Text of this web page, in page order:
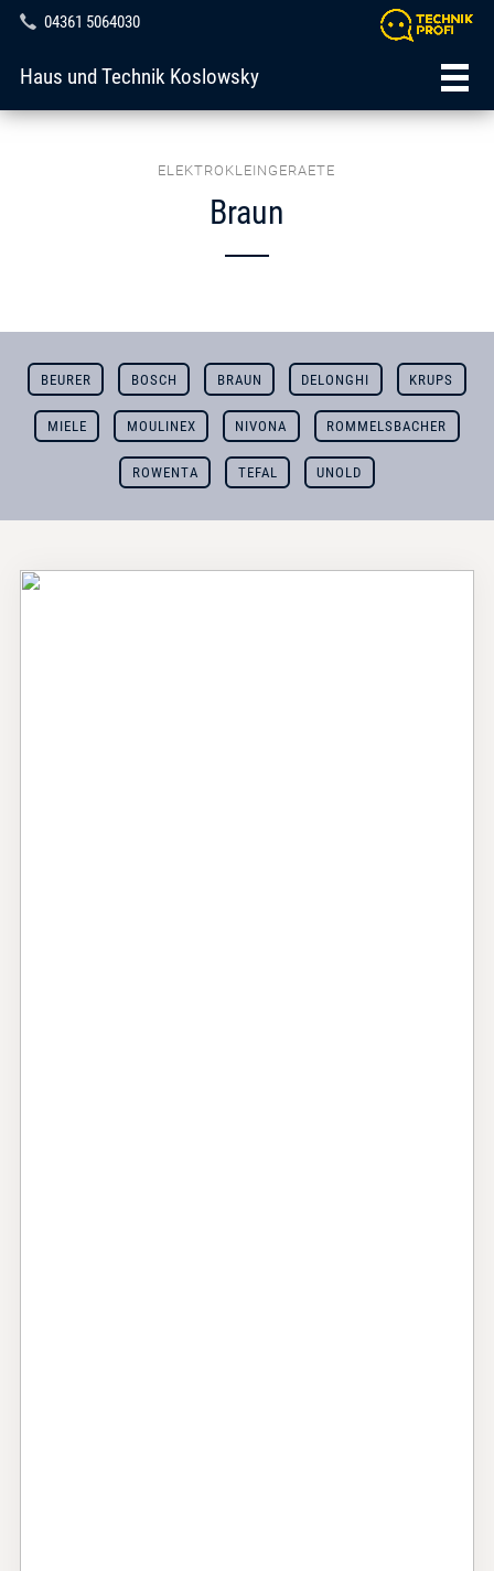
04361 5064030
Haus und Technik Koslowsky
ELEKTROKLEINGERAETE
Braun
BEURER BOSCH BRAUN DELONGHI KRUPS
MIELE MOULINEX NIVONA ROMMELSBACHER
ROWENTA TEFAL UNOLD